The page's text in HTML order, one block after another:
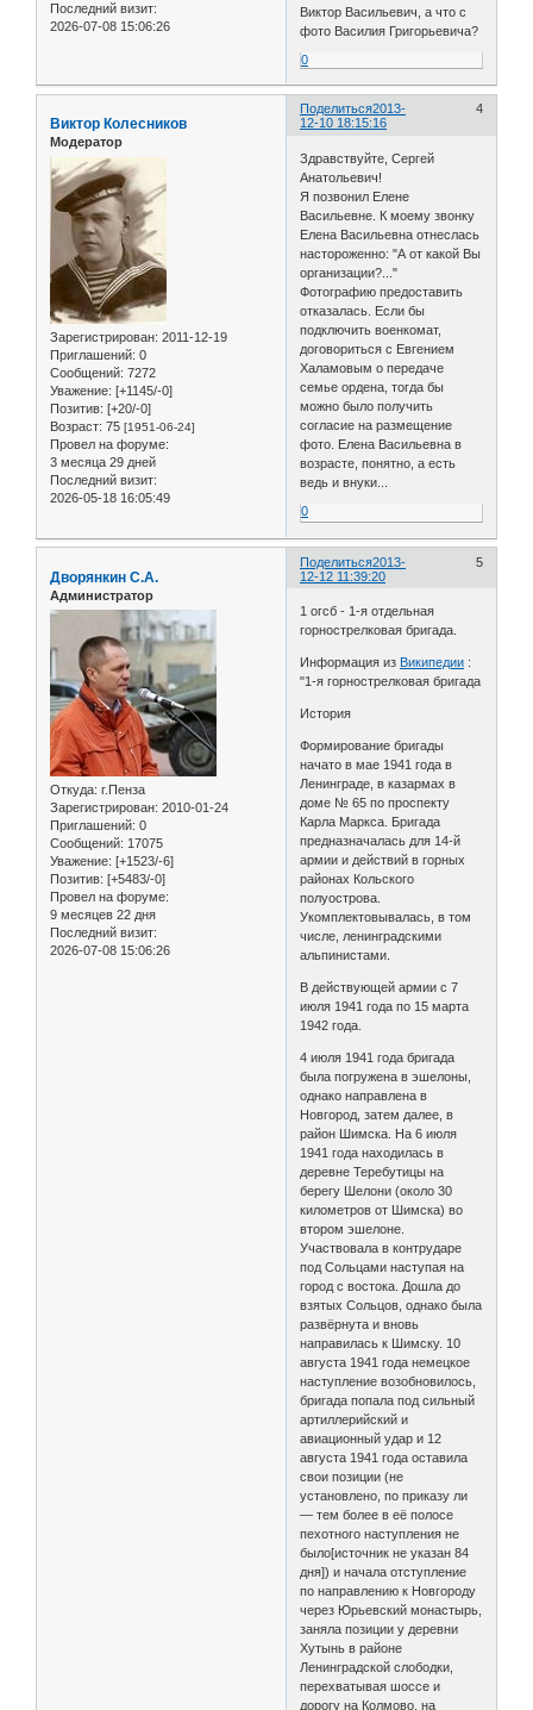
Последний визит:
2026-07-08 15:06:26
Виктор Васильевич, а что с
фото Василия Григорьевича?
0
Поделиться 4
2013-
12-10 18:15:16
Виктор Колесников
Модератор
Зарегистрирован: 2011-12-19
Приглашений: 0
Сообщений: 7272
Уважение: [+1145/-0]
Позитив: [+20/-0]
Возраст: 75 [1951-06-24]
Провел на форуме:
3 месяца 29 дней
Последний визит:
2026-05-18 16:05:49
Здравствуйте, Сергей
Анатольевич!
Я позвонил Елене
Васильевне. К моему звонку
Елена Васильевна отнеслась
настороженно: "А от какой Вы
организации?..."
Фотографию предоставить
отказалась. Если бы
подключить военкомат,
договориться с Евгением
Халамовым о передаче
семье ордена, тогда бы
можно было получить
согласие на размещение
фото. Елена Васильевна в
возрасте, понятно, а есть
ведь и внуки...
0
Поделиться 5
2013-
12-12 11:39:20
Дворянкин С.А.
Администратор
Откуда: г.Пенза
Зарегистрирован: 2010-01-24
Приглашений: 0
Сообщений: 17075
Уважение: [+1523/-6]
Позитив: [+5483/-0]
Провел на форуме:
9 месяцев 22 дня
Последний визит:
2026-07-08 15:06:26
1 огсб - 1-я отдельная
горнострелковая бригада.
Информация из Википедии :
"1-я горнострелковая бригада
История
Формирование бригады
начато в мае 1941 года в
Ленинграде, в казармах в
доме № 65 по проспекту
Карла Маркса. Бригада
предназначалась для 14-й
армии и действий в горных
районах Кольского
полуострова.
Укомплектовывалась, в том
числе, ленинградскими
альпинистами.
В действующей армии с 7
июля 1941 года по 15 марта
1942 года.
4 июля 1941 года бригада
была погружена в эшелоны,
однако направлена в
Новгород, затем далее, в
район Шимска. На 6 июля
1941 года находилась в
деревне Теребутицы на
берегу Шелони (около 30
километров от Шимска) во
втором эшелоне.
Участвовала в контрударе
под Сольцами наступая на
город с востока. Дошла до
взятых Сольцов, однако была
развёрнута и вновь
направилась к Шимску. 10
августа 1941 года немецкое
наступление возобновилось,
бригада попала под сильный
артиллерийский и
авиационный удар и 12
августа 1941 года оставила
свои позиции (не
установлено, по приказу ли
— тем более в её полосе
пехотного наступления не
было[источник не указан 84
дня]) и начала отступление
по направлению к Новгороду
через Юрьевский монастырь,
заняла позиции у деревни
Хутынь в районе
Ленинградской слободки,
перехватывая шоссе и
дорогу на Колмово, на